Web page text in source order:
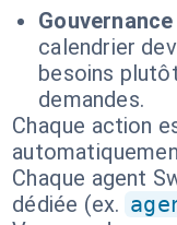
calendrier
besoins
demandes.
Chaque action
Chaque agent
dédiée (ex.